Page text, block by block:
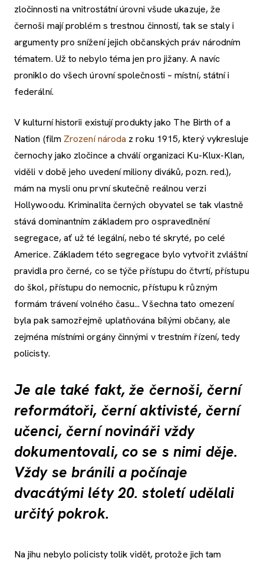
zločinnosti na vnitrostátní úrovni všude ukazuje, že
černoši mají problém s trestnou činností, tak se staly i
argumenty pro snížení jejich občanských práv národním
tématem. Už to nebylo téma jen pro jižany. A navíc
proniklo do všech úrovní společnosti – místní, státní i
federální.
V kulturní historii existují produkty jako The Birth of a
Nation (film Zrození národa z roku 1915, který vykresluje
černochy jako zločince a chválí organizaci Ku-Klux-Klan,
viděli v době jeho uvedení miliony diváků, pozn. red.),
mám na mysli onu první skutečně reálnou verzi
Hollywoodu. Kriminalita černých obyvatel se tak vlastně
stává dominantním základem pro ospravedlnění
segregace, ať už té legální, nebo té skryté, po celé
Americe. Základem této segregace bylo vytvořit zvláštní
pravidla pro černé, co se týče přístupu do čtvrtí, přístupu
do škol, přístupu do nemocnic, přístupu k různým
formám trávení volného času... Všechna tato omezení
byla pak samozřejmě uplatňována bílými občany, ale
zejména místními orgány činnými v trestním řízení, tedy
policisty.
Je ale také fakt, že černoši, černí
reformátoři, černí aktivisté, černí
učenci, černí novináři vždy
dokumentovali, co se s nimi děje.
Vždy se bránili a počínaje
dvacátými léty 20. století udělali
určitý pokrok.
Na jihu nebylo policisty tolik vidět, protože jich tam